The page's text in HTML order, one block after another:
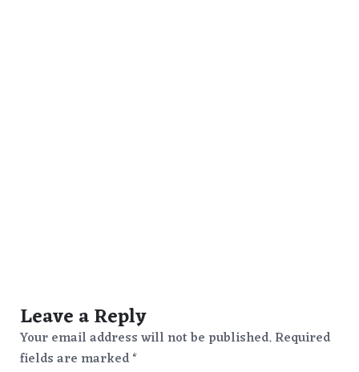
Leave a Reply
Your email address will not be published.Required
fields are marked*